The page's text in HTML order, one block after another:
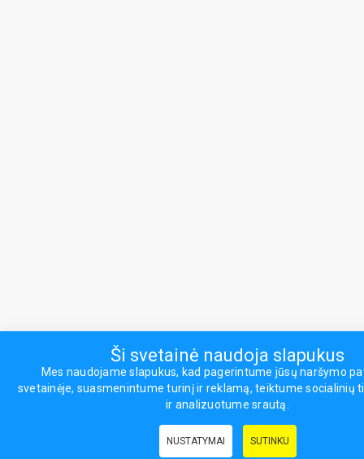
Ši svetainė naudoja slapukus
Mes naudojame slapukus, kad pagerintume jūsų naršymo
svetainėje, suasmenintume turinį ir reklamą, teiktume socialinių
ir analizuotume srautą.
NUSTATYMAI SUTINKU